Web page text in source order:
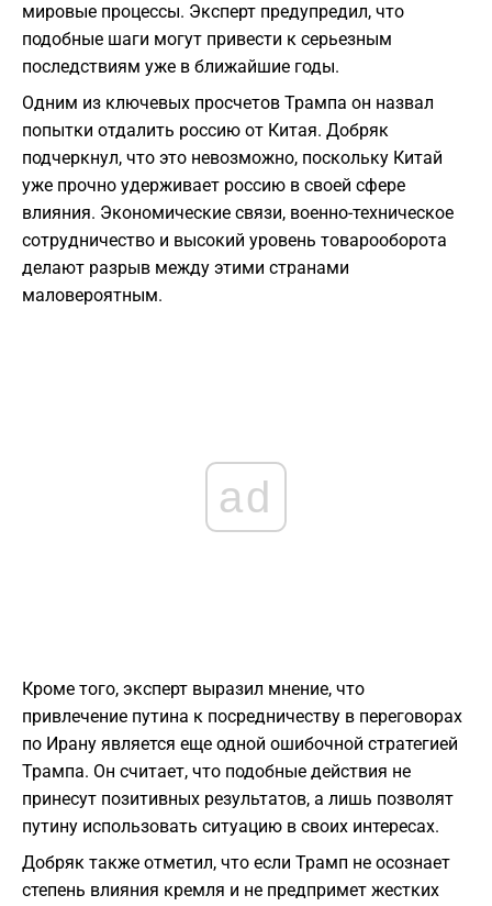
мировые процессы. Эксперт предупредил, что
подобные шаги могут привести к серьезным
последствиям уже в ближайшие годы.
Одним из ключевых просчетов Трампа он назвал
попытки отдалить россию от Китая. Добряк
подчеркнул, что это невозможно, поскольку Китай
уже прочно удерживает россию в своей сфере
влияния. Экономические связи, военно-техническое
сотрудничество и высокий уровень товарооборота
делают разрыв между этими странами
маловероятным.
ad
Кроме того, эксперт выразил мнение, что
привлечение путина к посредничеству в переговорах
по Ирану является еще одной ошибочной стратегией
Трампа. Он считает, что подобные действия не
принесут позитивных результатов, а лишь позволят
путину использовать ситуацию в своих интересах.
Добряк также отметил, что если Трамп не осознает
степень влияния кремля и не предпримет жестких